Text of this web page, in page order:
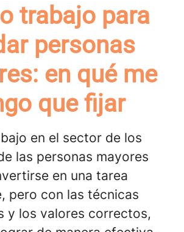
trabajo para
personas
en qué me
que fijar
en el sector de los
las personas mayores
en una tarea
pero con las técnicas
y los valores correctos,